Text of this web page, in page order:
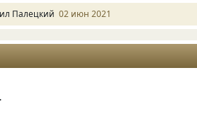
Палецкий 02 июн 2021